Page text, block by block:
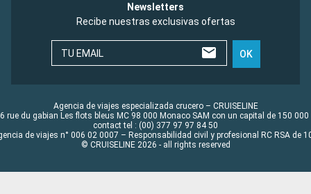
Newsletters
Recibe nuestras exclusivas ofertas
TU EMAIL OK
Agencia de viajes especializada crucero – CRUISELINE
rue du gabian Les flots bleus MC 98 000 Monaco SAM con un capital de 150 000
contact tel : (00) 377 97 97 84 50
de viajes n° 006 02 0007 – Responsabilidad civil y profesional RC RSA de
© CRUISELINE 2026 - all rights reserved